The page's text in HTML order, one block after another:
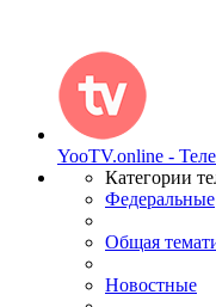
YooTV.online -
Категории
Федеральные
Общая
Новостные